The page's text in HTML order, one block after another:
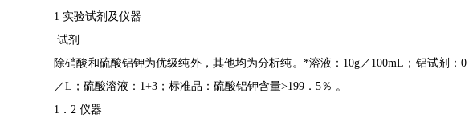
1实验试剂及仪器
试剂
除硝酸和硫酸铝钾为优级纯外，其他均为分析纯。*溶液： 10g／ 100mL ；铝试剂： 0
／L ；硫酸溶液： 1+3 ；标准品：硫酸铝钾含量>199 ．5％ 。
1 ．2仪器